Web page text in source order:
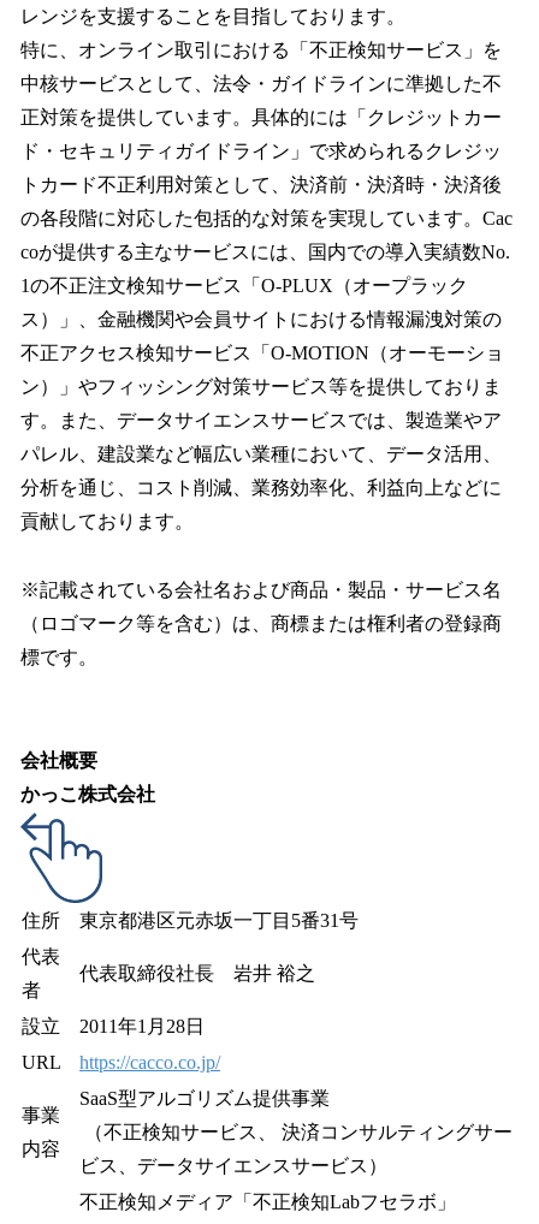
レンジを支援することを目指しております。
特に、オンライン取引における「不正検知サービス」を
中核サービスとして、法令・ガイドラインに準拠した不
正対策を提供しています。具体的には「クレジットカー
ド・セキュリティガイドライン」で求められるクレジッ
トカード不正利用対策として、決済前・決済時・決済後
の各段階に対応した包括的な対策を実現しています。Cac
coが提供する主なサービスには、国内での導入実績数No.
1の不正注文検知サービス「O-PLUX（オープラック
ス）」、金融機関や会員サイトにおける情報漏洩対策の
不正アクセス検知サービス「O-MOTION（オーモーショ
ン）」やフィッシング対策サービス等を提供しておりま
す。また、データサイエンスサービスでは、製造業やア
パレル、建設業など幅広い業種において、データ活用、
分析を通じ、コスト削減、業務効率化、利益向上などに
貢献しております。
※記載されている会社名および商品・製品・サービス名
（ロゴマーク等を含む）は、商標または権利者の登録商
標です。
会社概要
かっこ株式会社
住所
東京都港区元赤坂一丁目5番31号
代表
者
代表取締役社長 岩井 裕之
設立
2011年1月28日
URL
https://cacco.co.jp/
事業
内容
SaaS型アルゴリズム提供事業
（不正検知サービス、 決済コンサルティングサー
ビス、データサイエンスサービス）
不正検知メディア「不正検知Labフセラボ」